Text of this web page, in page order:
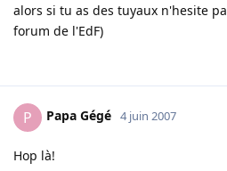
alors si tu as des tuyaux n'hesite
forum de l'EdF)
P Papa Gégé 4 juin 2007
Hop là!